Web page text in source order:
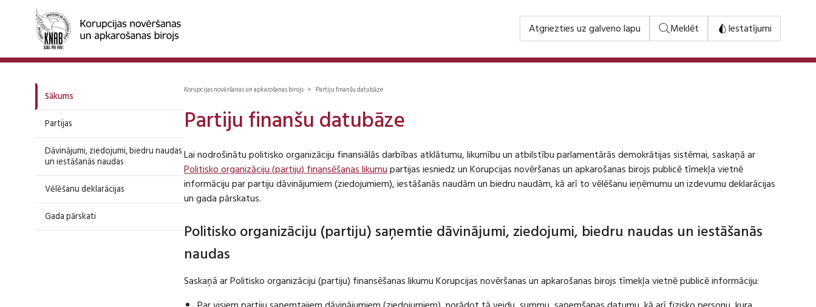
Atgriezties uz galveno lapu Meklēt Iestatījumi
Sākums
Partijas
Dāvinājumi, ziedojumi, biedru naudas
un iestāšanās naudas
Vēlēšanu deklarācijas
Gada pārskati
Korupcijas novēršanas un apkarošanas birojs > Partiju finanšu datubāze
Partiju finanšu datubāze
Lai nodrošinātu politisko organizāciju finansiālās darbības atklātumu, likumību un atbilstību parlamentārās demokrātijas sistēmai, saskaņā ar
Politisko organizāciju (partiju) finansēšanas likumupartijas iesniedz un Korupcijas novēršanas un apkarošanas birojs publicē tīmekļa vietnē
informāciju par partiju dāvinājumiem (ziedojumiem), iestāšanās naudām un biedru naudām, kā arī to vēlēšanu ieņēmumu un izdevumu deklarācijas
un gada pārskatus.
Politisko organizāciju (partiju) saņemtie dāvinājumi, ziedojumi, biedru naudas un iestāšanās
naudas
Saskaņā ar Politisko organizāciju (partiju) finansēšanas likumu Korupcijas novēršanas un apkarošanas birojs tīmekļa vietnē publicē informāciju: